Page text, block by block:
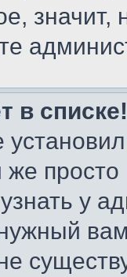
значит,
в списке!
у